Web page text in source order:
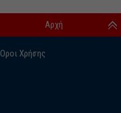
Οροι Χρήσης
Αρχή